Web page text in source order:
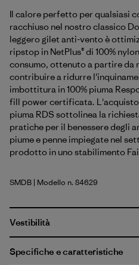
Il calore perfetto per qualsiasi
racchiuso nel nostro classico
leggero gilet anti-vento è
ripstop in NetPlus® di 100%
consumo, ottenuto a partire da
contribuire a ridurre
imbottitura in 100% piuma
fill power certificata.
piuma RDS sottolinea la
pratiche per il benessere degli
piume e penne impiegate nel
prodotto in uno stabilimento
Smolder Blue
SMDB | Modello n. 84629
Vestibilità
Specifiche e caratteristiche